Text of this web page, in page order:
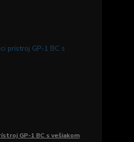
GP-1 BC s vešiakom